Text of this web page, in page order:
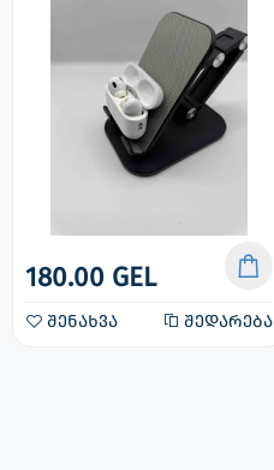
180.00 GEL
შენახვა შედარება